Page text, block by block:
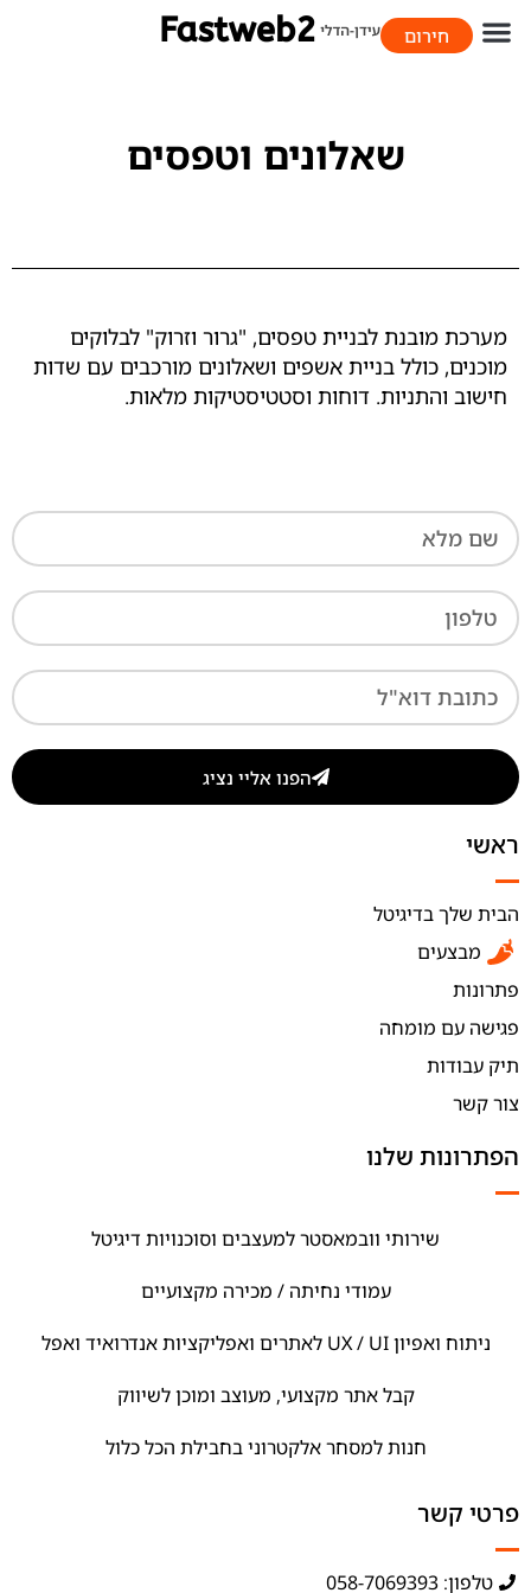
חירום
שאלונים וטפסים
מערכת מובנת לבניית טפסים, "גרור וזרוק" לבלוקים
מוכנים, כולל בניית אשפים ושאלונים מורכבים עם שדות
חישוב והתניות. דוחות וסטטיסטיקות מלאות.
הפנו אליי נציג
ראשי
הבית שלך בדיגיטל
מבצעים
פתרונות
פגישה עם מומחה
תיק עבודות
צור קשר
הפתרונות שלנו
שירותי וובמאסטר למעצבים וסוכנויות דיגיטל
עמודי נחיתה / מכירה מקצועיים
ניתוח ואפיון UX / UI לאתרים ואפליקציות אנדרואיד ואפל
קבל אתר מקצועי, מעוצב ומוכן לשיווק
חנות למסחר אלקטרוני בחבילת הכל כלול
פרטי קשר
טלפון: 058-7069393